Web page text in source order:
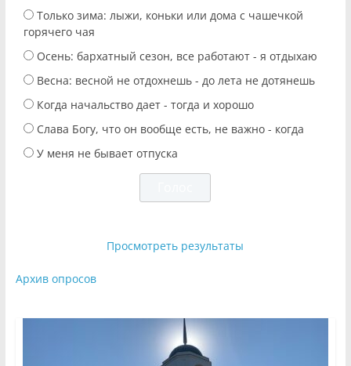
Только зима: лыжи, коньки или дома с чашечкой
горячего чая
Осень: бархатный сезон, все работают - я отдыхаю
Весна: весной не отдохнешь - до лета не дотянешь
Когда начальство дает - тогда и хорошо
Слава Богу, что он вообще есть, не важно - когда
У меня не бывает отпуска
Просмотреть результаты
Архив опросов